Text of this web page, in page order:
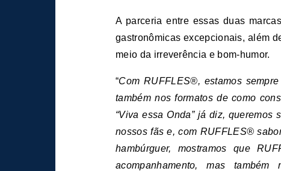
A parceria entre essas duas
gastronômicas excepcionais, além
meio da irreverência e bom-humor.
“Com RUFFLES®, estamos
também nos formatos de como
“Viva essa Onda” já diz, queremos
nossos fãs e, com RUFFLES®
hambúrguer, mostramos que
acompanhamento, mas